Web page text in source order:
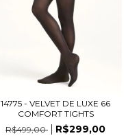
14775 - VELVET DE LUXE 66
COMFORT TIGHTS
R$499,00
R$299,00